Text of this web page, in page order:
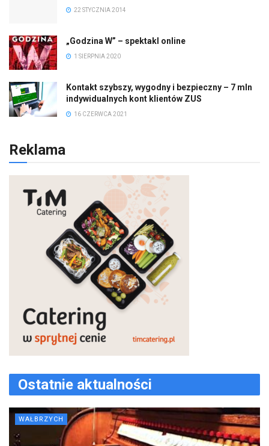
22 STYCZNIA 2014
„Godzina W” – spektakl online
1 SIERPNIA 2020
Kontakt szybszy, wygodny i bezpieczny – 7 mln
indywidualnych kont klientów ZUS
16 CZERWCA 2021
Reklama
Ostatnie aktualności
WAŁBRZYCH